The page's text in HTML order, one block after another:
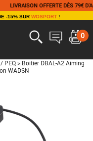
OFFERTE DÈS 79€ D'ACHAT
-15% SUR WOSPORT!
0
PEQ > Boitier DBAL-A2 Aiming
WADSN